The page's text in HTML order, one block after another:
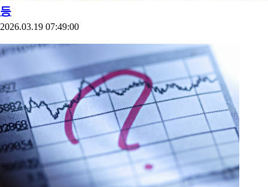
등
2026.03.19 07:49:00